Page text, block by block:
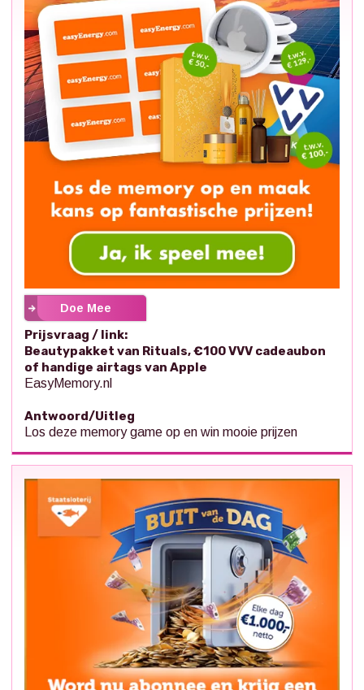
Doe Mee
Prijsvraag / link:
Beautypakket van Rituals, €100 VVV cadeaubon
of handige airtags van Apple
EasyMemory.nl
Antwoord/Uitleg
Los deze memory game op en win mooie prijzen